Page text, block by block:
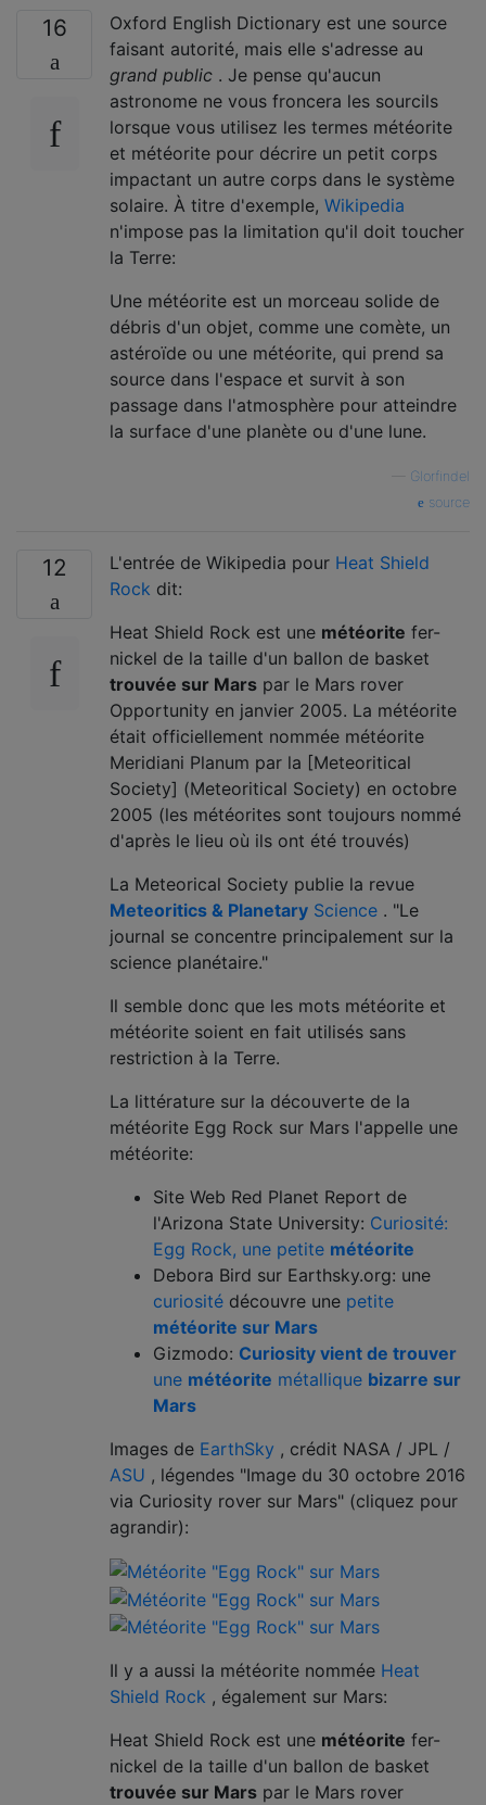
16
Oxford English Dictionary est une source
faisant autorité, mais elle s'adresse au
grand public . Je pense qu'aucun
astronome ne vous froncera les sourcils
lorsque vous utilisez les termes météorite
et météorite pour décrire un petit corps
impactant un autre corps dans le système
solaire. À titre d'exemple, Wikipedia
n'impose pas la limitation qu'il doit toucher
la Terre:
Une météorite est un morceau solide de
débris d'un objet, comme une comète, un
astéroïde ou une météorite, qui prend sa
source dans l'espace et survit à son
passage dans l'atmosphère pour atteindre
la surface d'une planète ou d'une lune.
Glorfindel
source
12 L'entrée de Wikipedia pour Heat Shield
Rock dit:
Heat Shield Rock est une météorite fer-
nickel de la taille d'un ballon de basket
trouvée sur Mars par le Mars rover
Opportunity en janvier 2005. La météorite
était officiellement nommée météorite
Meridiani Planum par la [Meteoritical
Society] (Meteoritical Society) en octobre
2005 (les météorites sont toujours nommé
d'après le lieu où ils ont été trouvés)
La Meteorical Society publie la revue
Meteoritics & Planetary Science . "Le
journal se concentre principalement sur la
science planétaire."
Il semble donc que les mots météorite et
météorite soient en fait utilisés sans
restriction à la Terre.
La littérature sur la découverte de la
météorite Egg Rock sur Mars l'appelle une
météorite:
Site Web Red Planet Report de
l'Arizona State University: Curiosité:
Egg Rock, une petite météorite
Debora Bird sur Earthsky.org: une
curiosité découvre une petite
météorite sur Mars
Gizmodo: Curiosity vient de trouver
une météorite métallique bizarre sur
Mars
Images de EarthSky , crédit NASA / JPL /
ASU , légendes "Image du 30 octobre 2016
via Curiosity rover sur Mars" (cliquez pour
agrandir):
Il y a aussi la météorite nommée Heat
Shield Rock , également sur Mars:
Heat Shield Rock est une météorite fer-
nickel de la taille d'un ballon de basket
trouvée sur Mars par le Mars rover